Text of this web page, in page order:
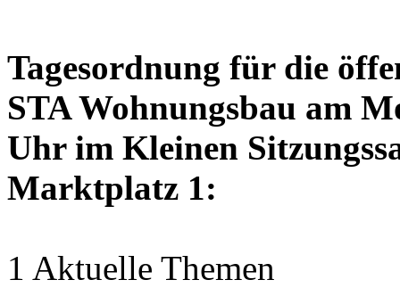
Tagesordnung für die
STA Wohnungsbau am
Uhr im Kleinen
Marktplatz 1:
1 Aktuelle Themen